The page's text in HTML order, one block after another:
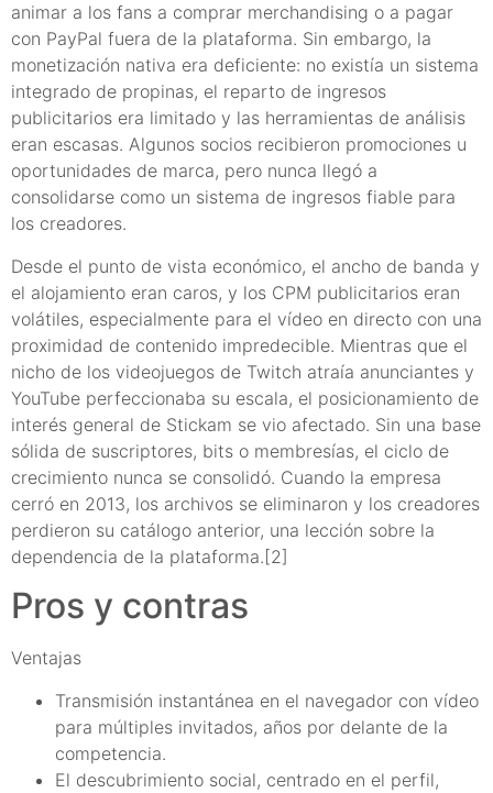
animar a los fans a comprar merchandising o a pagar
con PayPal fuera de la plataforma. Sin embargo, la
monetización nativa era deficiente: no existía un sistema
integrado de propinas, el reparto de ingresos
publicitarios era limitado y las herramientas de análisis
eran escasas. Algunos socios recibieron promociones u
oportunidades de marca, pero nunca llegó a
consolidarse como un sistema de ingresos fiable para
los creadores.
Desde el punto de vista económico, el ancho de banda y
el alojamiento eran caros, y los CPM publicitarios eran
volátiles, especialmente para el vídeo en directo con una
proximidad de contenido impredecible. Mientras que el
nicho de los videojuegos de Twitch atraía anunciantes y
YouTube perfeccionaba su escala, el posicionamiento de
interés general de Stickam se vio afectado. Sin una base
sólida de suscriptores, bits o membresías, el ciclo de
crecimiento nunca se consolidó. Cuando la empresa
cerró en 2013, los archivos se eliminaron y los creadores
perdieron su catálogo anterior, una lección sobre la
dependencia de la plataforma.[2]
Pros y contras
Ventajas
Transmisión instantánea en el navegador con vídeo
para múltiples invitados, años por delante de la
competencia.
El descubrimiento social, centrado en el perfil,